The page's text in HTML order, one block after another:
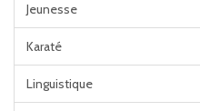
Jeunesse
Karaté
Linguistique